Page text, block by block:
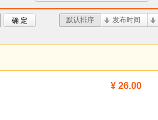
确 定 默认排序 发布时间
¥ 26.00